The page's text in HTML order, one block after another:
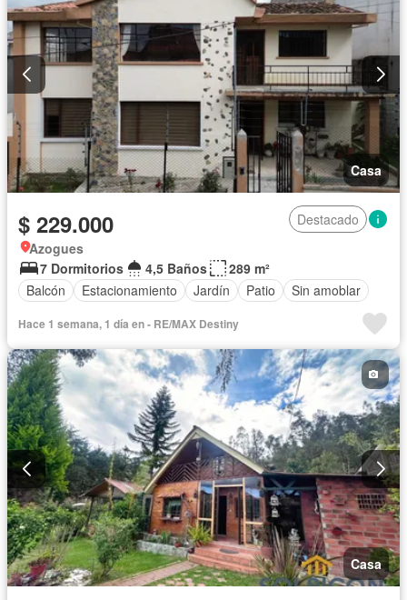
Casa
$ 229.000
Destacado
Azogues
7 Dormitorios
4,5 Baños
289 m²
Balcón
Estacionamiento Jardín Patio Sin amoblar
Hace 1 semana, 1 día en - RE/MAX Destiny
Casa